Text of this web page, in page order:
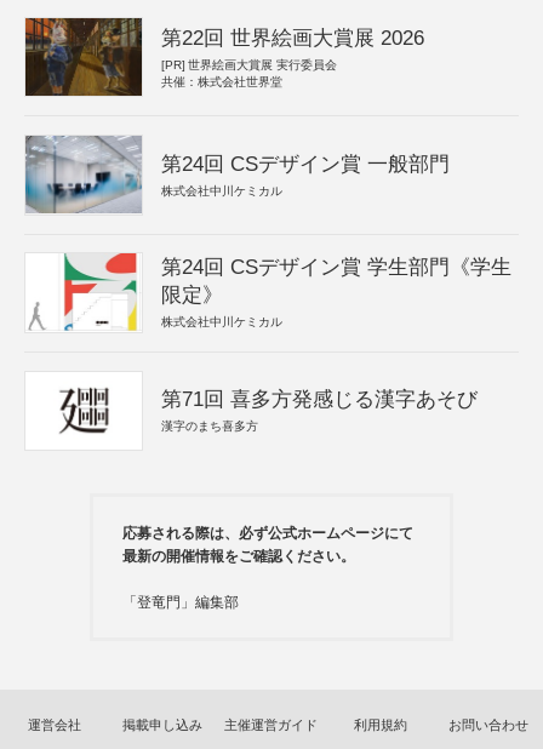
第22回 世界絵画大賞展 2026
[PR] 世界絵画大賞展 実行委員会
共催：株式会社世界堂
第24回 CSデザイン賞 一般部門
株式会社中川ケミカル
第24回 CSデザイン賞 学生部門《学生
限定》
株式会社中川ケミカル
第71回 喜多方発感じる漢字あそび
漢字のまち喜多方
応募される際は、必ず公式ホームページにて
最新の開催情報をご確認ください。
「登竜門」編集部
運営会社 掲載申し込み 主催運営ガイド 利用規約 お問い合わせ